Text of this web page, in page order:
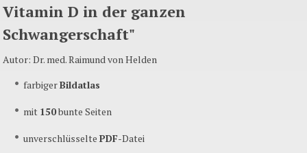
Vitamin D in der ganzen
Schwangerschaft"
Autor: Dr. med. Raimund von Helden
farbigerBildatlas
mit 150bunte Seiten
unverschlüsselte PDF-Datei